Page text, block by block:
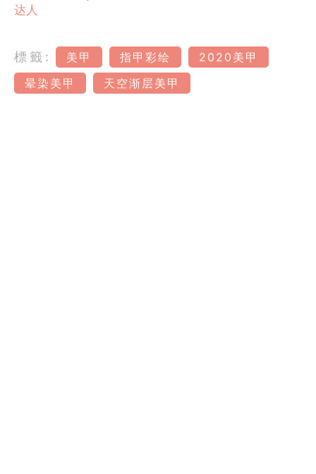
达人
標籤: 美甲 指甲彩绘
2020美甲
晕染美甲
天空渐层美甲